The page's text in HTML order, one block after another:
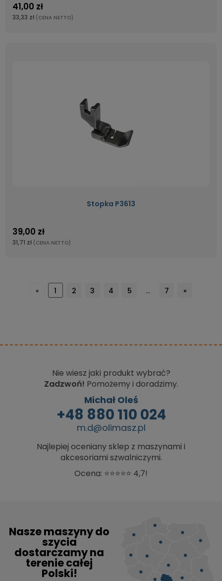
41,00 zł
33,33 zł (CENA NETTO)
Stopka P3613
39,00 zł
31,71 zł (CENA NETTO)
« 1 2 3 4 5 ... 7 »
Nie wiesz jaki produkt wybrać?
Zadzwoń! Pomożemy i doradzimy.
Michał Oleś
+48 880 110 024
m.d@olimasz.pl
Najlepiej oceniany sklep z maszynami i
akcesoriami szwalniczymi.
Ocena: ⭐⭐⭐⭐⭐ 4,7!
Nasze maszyny do
szycia
dostarczamy na
terenie całej
Polski!